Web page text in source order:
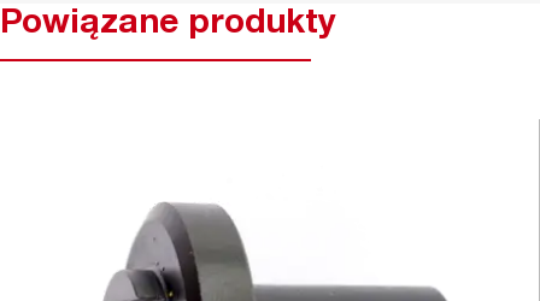
Powiązane produkty